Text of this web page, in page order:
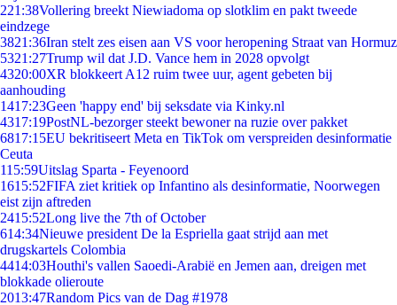
221:38Vollering breekt Niewiadoma op slotklim en pakt tweede
eindzege
3821:36Iran stelt zes eisen aan VS voor heropening Straat van Hormuz
5321:27Trump wil dat J.D. Vance hem in 2028 opvolgt
4320:00XR blokkeert A12 ruim twee uur, agent gebeten bij
aanhouding
1417:23Geen 'happy end' bij seksdate via Kinky.nl
4317:19PostNL-bezorger steekt bewoner na ruzie over pakket
6817:15EU bekritiseert Meta en TikTok om verspreiden desinformatie
Ceuta
115:59Uitslag Sparta - Feyenoord
1615:52FIFA ziet kritiek op Infantino als desinformatie, Noorwegen
eist zijn aftreden
2415:52Long live the 7th of October
614:34Nieuwe president De la Espriella gaat strijd aan met
drugskartels Colombia
4414:03Houthi's vallen Saoedi-Arabië en Jemen aan, dreigen met
blokkade olieroute
2013:47Random Pics van de Dag #1978